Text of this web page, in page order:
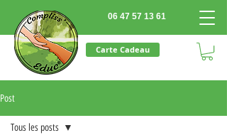
06 47 57 13 61
Carte Cadeau
Post
Tous les posts